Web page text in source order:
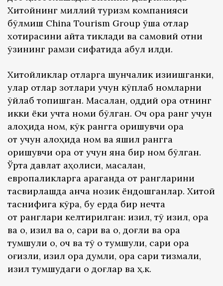
Хитойнинг миллий туризм компанияси
бўлмиш China Tourism Group ўша отлар
хотирасини қайта тиклади ва самовий отни
ўзининг рамзи сифатида қабул қилди.
Хитойликлар отларга шунчалик қизиқишганки,
улар отлар зотлари учун кўплаб номларни
ўйлаб топишган. Масалан, оддий қора отнинг
икки ёки учта номи бўлган. Оч қора ранг учун
алоҳида ном, кўк рангга қоришувчи қора
от учун алоҳида ном ва яшил рангга
қоришувчи қора от учун яна бир ном бўлган.
Ўрта давлат аҳолиси, масалан,
европаликларга қараганда от рангларини
тасвирлашда анча нозик ёндошганлар. Хитой
таснифига кўра, бу ерда бир нечта
от ранглари келтирилган: қизил, тўқ қизил, қора
ва оқ, қизил ва оқ, сариқ ва оқ, доғли ва қора
тумшуқли оқ, оч ва тўқ оқ тумшуқли, сариқ қора
оғизли, қизил қора думли, қора сариқ тизмали,
қизил тумшуқдаги оқ доғлар ва ҳ.к.